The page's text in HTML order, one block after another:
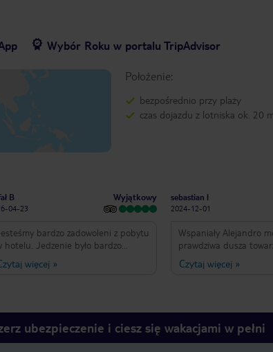
Wybór Roku w portalu TripAdvisor
Położenie:
bezpośrednio przy plaży
czas dojazdu z lotniska ok. 20
B
04-23
Wyjątkowy
bardzo zadowoleni z pobytu
hotelu. Jedzenie było bardzo
a szczególnie podobał nam się
azjatycki. Obsługa jest na
czyste, a za ich przygotowanie
szczególnie podziękować
więcej »
sebastian l
2024-12-01
Wspaniały Alejandro
prawdziwa dusza
wspaniały człowiek.
marzeń na moje 50
Czytaj więcej »
ubezpieczenie i ciesz się wakacjami w pełni